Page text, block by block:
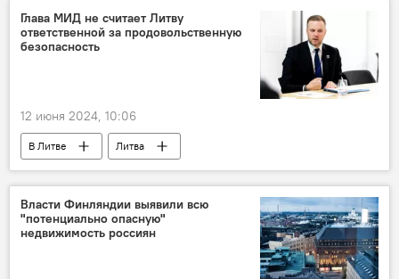
дипломатические отношения
двусторонние отношения
Глава МИД не считает Литву
ответственной за продовольственную
безопасность
12 июня 2024, 10:06
В Литве
Литва
Европейская комиссия (ЕК)
Россия
Белоруссия
санкции
Власти Финляндии выявили всю
"потенциально опасную"
недвижимость россиян